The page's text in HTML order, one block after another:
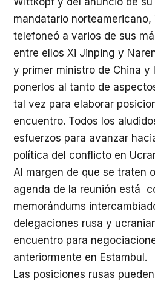
mandatario norteamericano,
telefoneó a varios de sus
entre ellos Xi Jinping y
y primer ministro de China y
ponerlos al tanto de
tal vez para elaborar
encuentro. Todos los
esfuerzos para avanzar
política del conflicto en
Al margen de que se traten
agenda de la reunión está
memorándums
delegaciones rusa y
encuentro para
anteriormente en Estambul.
Las posiciones rusas